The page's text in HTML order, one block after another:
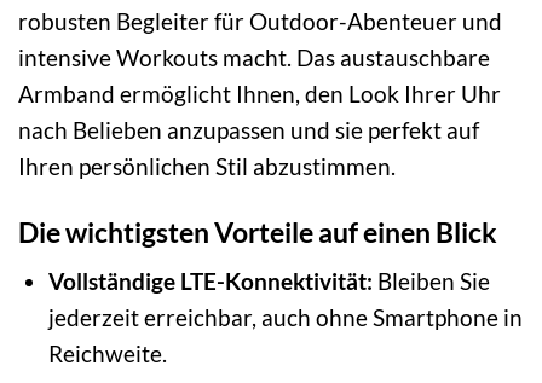
robusten Begleiter für Outdoor-Abenteuer und
intensive Workouts macht. Das austauschbare
Armband ermöglicht Ihnen, den Look Ihrer Uhr
nach Belieben anzupassen und sie perfekt auf
Ihren persönlichen Stil abzustimmen.
Die wichtigsten Vorteile auf einen Blick
Vollständige LTE-Konnektivität: Bleiben Sie
jederzeit erreichbar, auch ohne Smartphone in
Reichweite.